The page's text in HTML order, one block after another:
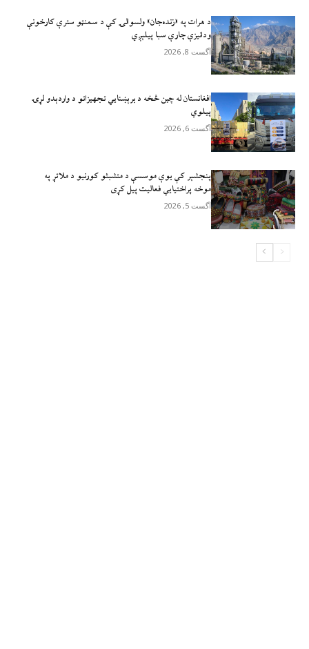
د هرات په «زنده‌جان» ولسوالۍ کې د سمنټو سترې کارخونې
ودانیزې چارې سبا پیلېږي
آگست 8, 2026
افغانستان له چين څخه د برېښنايي تجهيزاتو د واردېدو لړۍ
پيلوي
آگست 6, 2026
پنجشېر کې یوې موسسې د متشبثو کورنیو د ملاتړ په
موخه پراختیايي فعالیت پیل کړی
آگست 5, 2026